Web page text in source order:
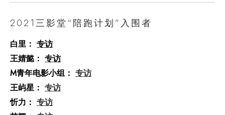
2021三影堂“陪跑计划”入围者
白里： 专访
王婧懿： 专访
M青年电影小组： 专访
王屿星： 专访
忻力： 专访